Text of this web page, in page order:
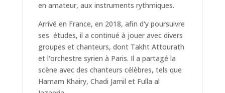
en amateur, aux instruments rythmiques.
Arrivé en France, en 2018, afin d'y poursuivre
ses études, il a continué à jouer avec divers
groupes et chanteurs, dont Takht Attourath
et l'orchestre syrien à Paris. Il a partagé la
scène avec des chanteurs célèbres, tels que
Hamam Khairy, Chadi Jamil et Fulla al